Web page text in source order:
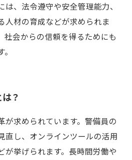
、法令遵守や安全管理能力、
人材の育成などが求められま
社会からの信頼を得るためにも
？
が求められています。警備員の
直し、オンラインツールの活用
が挙げられます。長時間労働や